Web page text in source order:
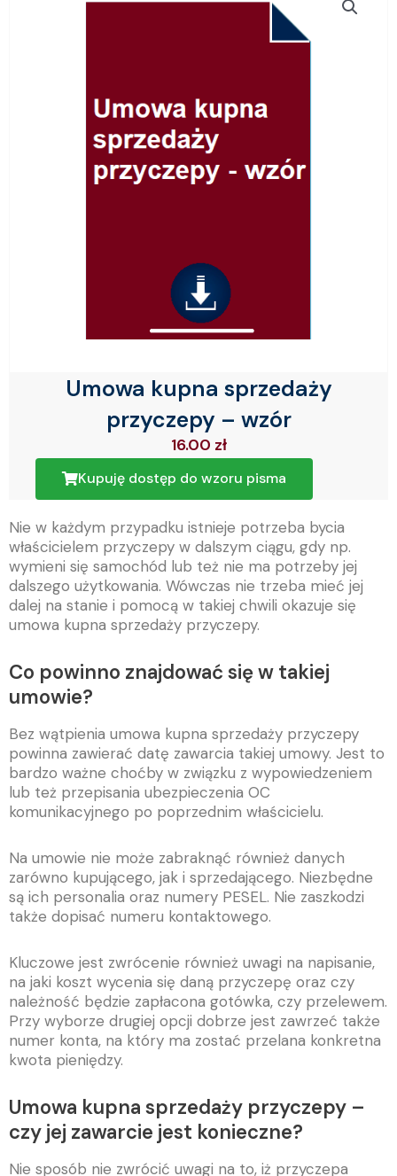
Umowa kupna sprzedaży
przyczepy – wzór
16.00 zł
Kupuję dostęp do wzoru pisma
Nie w każdym przypadku istnieje potrzeba bycia
właścicielem przyczepy w dalszym ciągu, gdy np.
wymieni się samochód lub też nie ma potrzeby jej
dalszego użytkowania. Wówczas nie trzeba mieć jej
dalej na stanie i pomocą w takiej chwili okazuje się
umowa kupna sprzedaży przyczepy.
Co powinno znajdować się w takiej
umowie?
Bez wątpienia umowa kupna sprzedaży przyczepy
powinna zawierać datę zawarcia takiej umowy. Jest to
bardzo ważne choćby w związku z wypowiedzeniem
lub też przepisania ubezpieczenia OC
komunikacyjnego po poprzednim właścicielu.
Na umowie nie może zabraknąć również danych
zarówno kupującego, jak i sprzedającego. Niezbędne
są ich personalia oraz numery PESEL. Nie zaszkodzi
także dopisać numeru kontaktowego.
Kluczowe jest zwrócenie również uwagi na napisanie,
na jaki koszt wycenia się daną przyczepę oraz czy
należność będzie zapłacona gotówka, czy przelewem.
Przy wyborze drugiej opcji dobrze jest zawrzeć także
numer konta, na który ma zostać przelana konkretna
kwota pieniędzy.
Umowa kupna sprzedaży przyczepy –
czy jej zawarcie jest konieczne?
Nie sposób nie zwrócić uwagi na to, iż przyczepa